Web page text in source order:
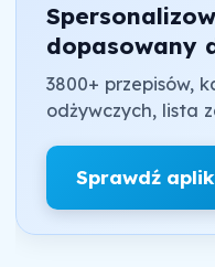
dopasowany
3800+ przepisów,
odżywczych, lista
Sprawdź